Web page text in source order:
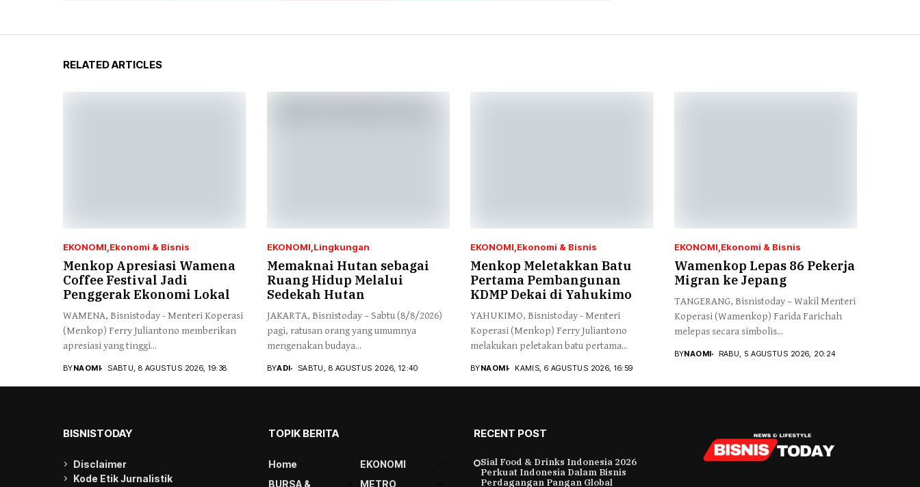
RELATED ARTICLES
EKONOMI Ekonomi & Bisnis
Menkop Apresiasi Wamena
Coffee Festival Jadi
Penggerak Ekonomi Lokal
WAMENA, Bisnistoday - Menteri Koperasi
(Menkop) Ferry Juliantono memberikan
apresiasi yang tinggi...
BYNAOMI SABTU, 8 AGUSTUS 2026, 19:38
EKONOMI Lingkungan
Memaknai Hutan sebagai
Ruang Hidup Melalui
Sedekah Hutan
JAKARTA, Bisnistoday – Sabtu (8/8/2026)
pagi, ratusan orang yang umumnya
mengenakan budaya...
BYADI SABTU, 8 AGUSTUS 2026, 12:40
EKONOMI Ekonomi & Bisnis
Menkop Meletakkan Batu
Pertama Pembangunan
KDMP Dekai di Yahukimo
YAHUKIMO, Bisnistoday - Menteri
Koperasi (Menkop) Ferry Juliantono
melakukan peletakan batu pertama...
BYNAOMI KAMIS, 6 AGUSTUS 2026, 16:59
EKONOMI Ekonomi & Bisnis
Wamenkop Lepas 86 Pekerja
Migran ke Jepang
TANGERANG, Bisnistoday – Wakil Menteri
Koperasi (Wamenkop) Farida Farichah
melepas secara simbolis...
BYNAOMI RABU, 5 AGUSTUS 2026, 20:24
BISNISTODAY
Disclaimer
Kode Etik Jurnalistik
TOPIK BERITA
Home
EKONOMI
BURSA &
METRO
RECENT POST
Sial Food & Drinks Indonesia 2026
Perkuat Indonesia Dalam Bisnis
Perdagangan Pangan Global